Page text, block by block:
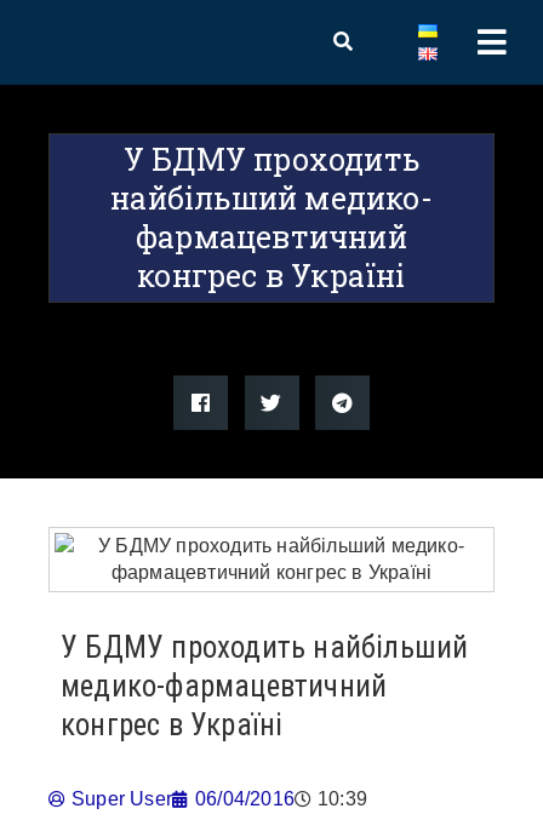
У БДМУ проходить
найбільший медико-
фармацевтичний
конгрес в Україні
У БДМУ проходить найбільший
медико-фармацевтичний
конгрес в Україні
Super User 06/04/2016 10:39